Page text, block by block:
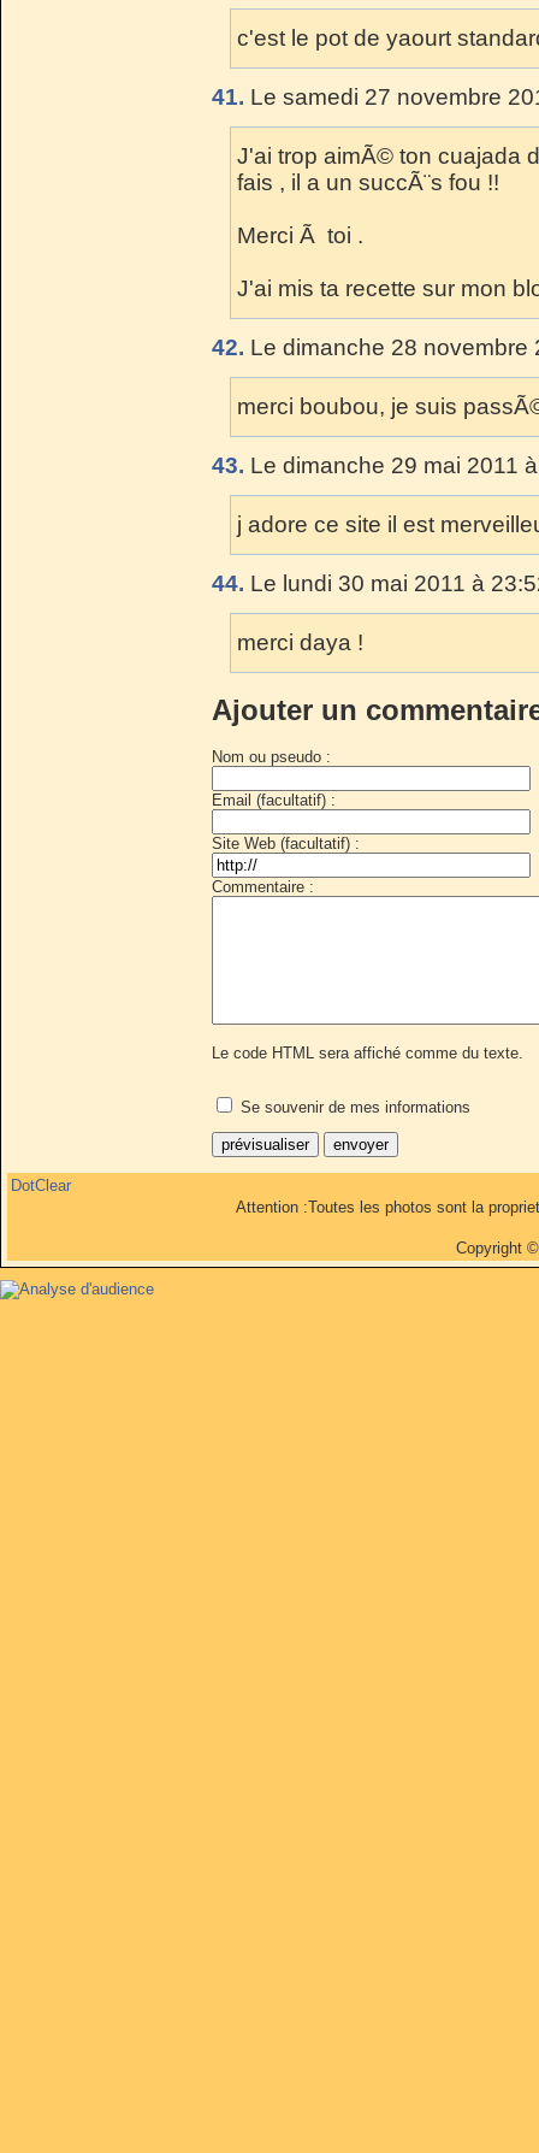
c'est le pot de yaourt
41. Le samedi 27 novembre
J'ai trop aimÃ© ton cuajada
fais , il a un succÃ¨s fou !!
Merci Ã toi .
J'ai mis ta recette sur mon
42. Le dimanche 28
merci boubou, je suis
43. Le dimanche 29 mai 2011
j adore ce site il est
44. Le lundi 30 mai 2011 à
merci daya !
Ajouter un
Nom ou pseudo :
Email (facultatif) :
Site Web (facultatif) :
Commentaire :
Le code HTML sera affiché comme du texte.
Se souvenir de mes informations
DotClear
Attention :Toutes les photos sont la
Copyright